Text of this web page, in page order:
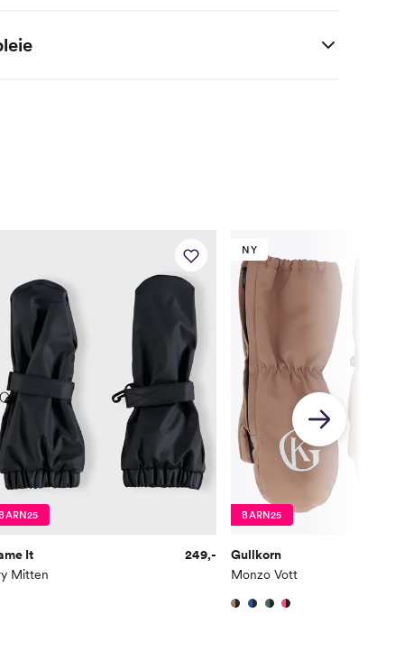
BARN25
It
Mitten
249,-
NY
BARN25
Gullkorn
Monzo Vott